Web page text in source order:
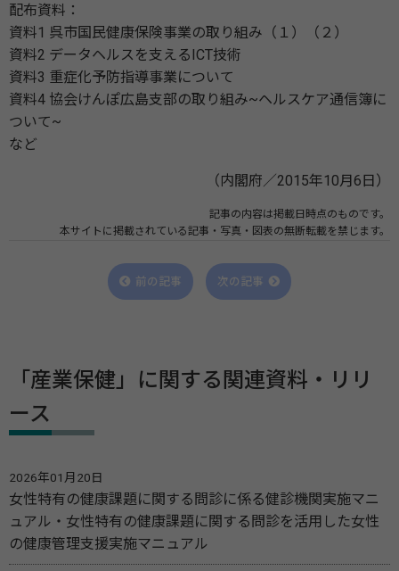
配布資料：
資料1 呉市国民健康保険事業の取り組み（１）（２）
資料2 データヘルスを支えるICT技術
資料3 重症化予防指導事業について
資料4 協会けんぽ広島支部の取り組み~ヘルスケア通信簿に
ついて~
など
（内閣府／2015年10月6日）
記事の内容は掲載日時点のものです。
本サイトに掲載されている記事・写真・図表の無断転載を禁じます。
前の記事 次の記事
「産業保健」に関する関連資料・リリ
ース
2026年01月20日
女性特有の健康課題に関する問診に係る健診機関実施マニ
ュアル・女性特有の健康課題に関する問診を活用した女性
の健康管理支援実施マニュアル